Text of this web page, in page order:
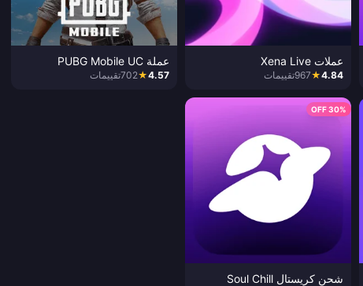
عملات Xena Live
4.84
★
967تقييمات
عملة PUBG Mobile UC
4.57
★
702تقييمات
30% OFF
شحن كريستال Soul Chill